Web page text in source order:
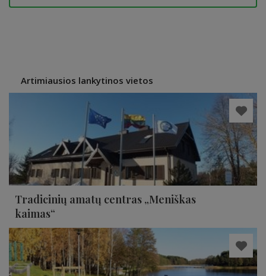
Artimiausios lankytinos vietos
Tradicinių amatų centras „Meniškas
kaimas“